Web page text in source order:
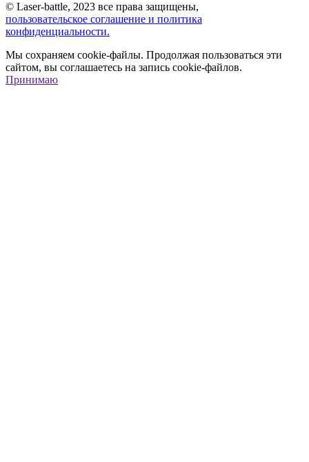
© Laser-battle, 2023 все права защищены,
пользовательское соглашение и политика
конфиденциальности.
Мы сохраняем cookie-файлы. Продолжая пользоваться эти
сайтом, вы соглашаетесь на запись cookie-файлов.
Принимаю